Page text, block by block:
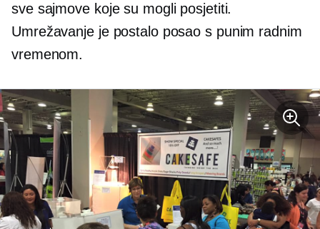
sve sajmove koje su mogli posjetiti.
Umrežavanje je postalo posao s punim radnim
vremenom.